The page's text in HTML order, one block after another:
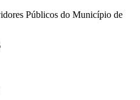
Públicos do Município de